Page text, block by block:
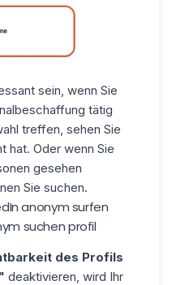
sein, wenn Sie
tätig
treffen, sehen Sie
hat. Oder wenn Sie
gesehen
Sie suchen.
anonym surfen
suchen profil
des Profils
deaktivieren, wird Ihr